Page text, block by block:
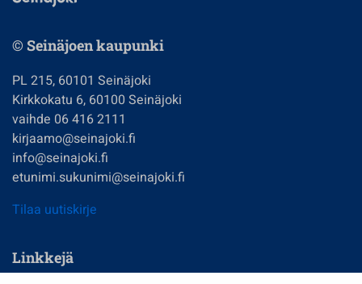
© Seinäjoen kaupunki
PL 215, 60101 Seinäjoki
Kirkkokatu 6, 60100 Seinäjoki
vaihde 06 416 2111
kirjaamo@seinajoki.fi
info@seinajoki.fi
etunimi.sukunimi@seinajoki.fi
Tilaa uutiskirje
Linkkejä